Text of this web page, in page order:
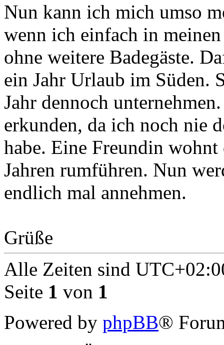
Nun kann ich mich umso
wenn ich einfach in
ohne weitere Badegäste.
ein Jahr Urlaub im Süden.
Jahr dennoch
erkunden, da ich noch nie
habe. Eine Freundin
Jahren rumführen. Nun
endlich mal annehmen.
Grüße
Alle Zeiten sind
Seite 1 von 1
Powered by phpBB®